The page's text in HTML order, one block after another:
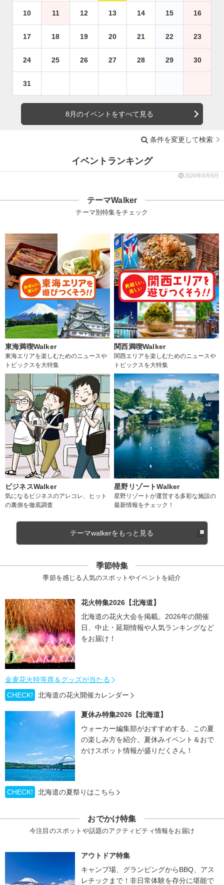
10 11 12 13 14 15 16
17 18 19 20 21 22 23
24 25 26 27 28 29 30
31
8月のイベントをすべて見る
条件を変更して検索
イベントランキング
2026年8月6日
テーマWalker
テーマ別特集をチェック
東海満喫Walker
東海エリアを楽しむためのニュースや
トピックスを大特集
関西満喫Walker
関西エリアを楽しむためのニュースや
トピックスを大特集
ビジネスWalker
気になるビジネスのアレコレ、ヒット
の裏側を徹底調査
星野リゾートWalker
星野リゾートが運営する多彩な施設の
最新情報をチェック！
テーマwalkerをもっと見る
季節特集
季節を感じる人気のスポットやイベントを紹介
花火特集2026【北海道】
北海道の花火大会を掲載。2026年の開催
日、中止・延期情報や人気ランキングなど
をお届け！
金麦花火特等席＆グッズが当たる
CHECK!
北海道の花火開催カレンダー
夏休み特集2026【北海道】
ウォーカー編集部がおすすめする、この夏
の楽しみ方を紹介。夏休みイベント＆おで
かけスポット情報が盛りだくさん！
CHECK! 北海道の夏祭りはこちら
おでかけ特集
今注目のスポットや話題のアクティビティ情報をお届け
アウトドア特集
キャンプ場、グランピングからBBQ、アス
レチックまで！非日常体験を存分に堪能で